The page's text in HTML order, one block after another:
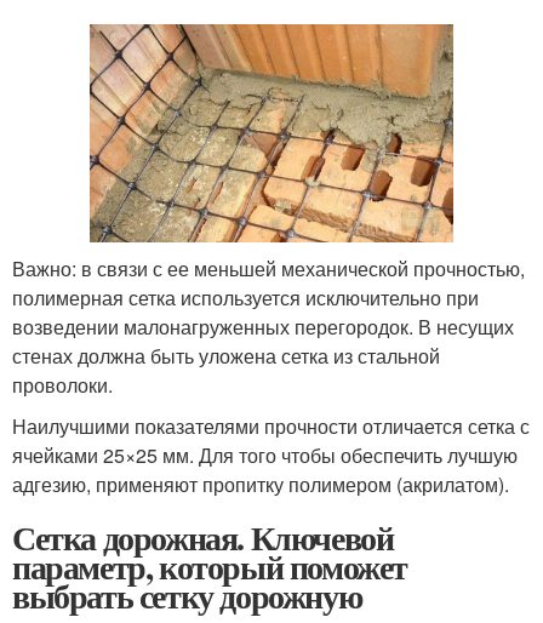
Важно: в связи с ее меньшей механической прочностью,
полимерная сетка используется исключительно при
возведении малонагруженных перегородок. В несущих
стенах должна быть уложена сетка из стальной
проволоки.
Наилучшими показателями прочности отличается сетка с
ячейками 25×25 мм. Для того чтобы обеспечить лучшую
адгезию, применяют пропитку полимером (акрилатом).
Сетка дорожная. Ключевой
параметр, который поможет
выбрать сетку дорожную